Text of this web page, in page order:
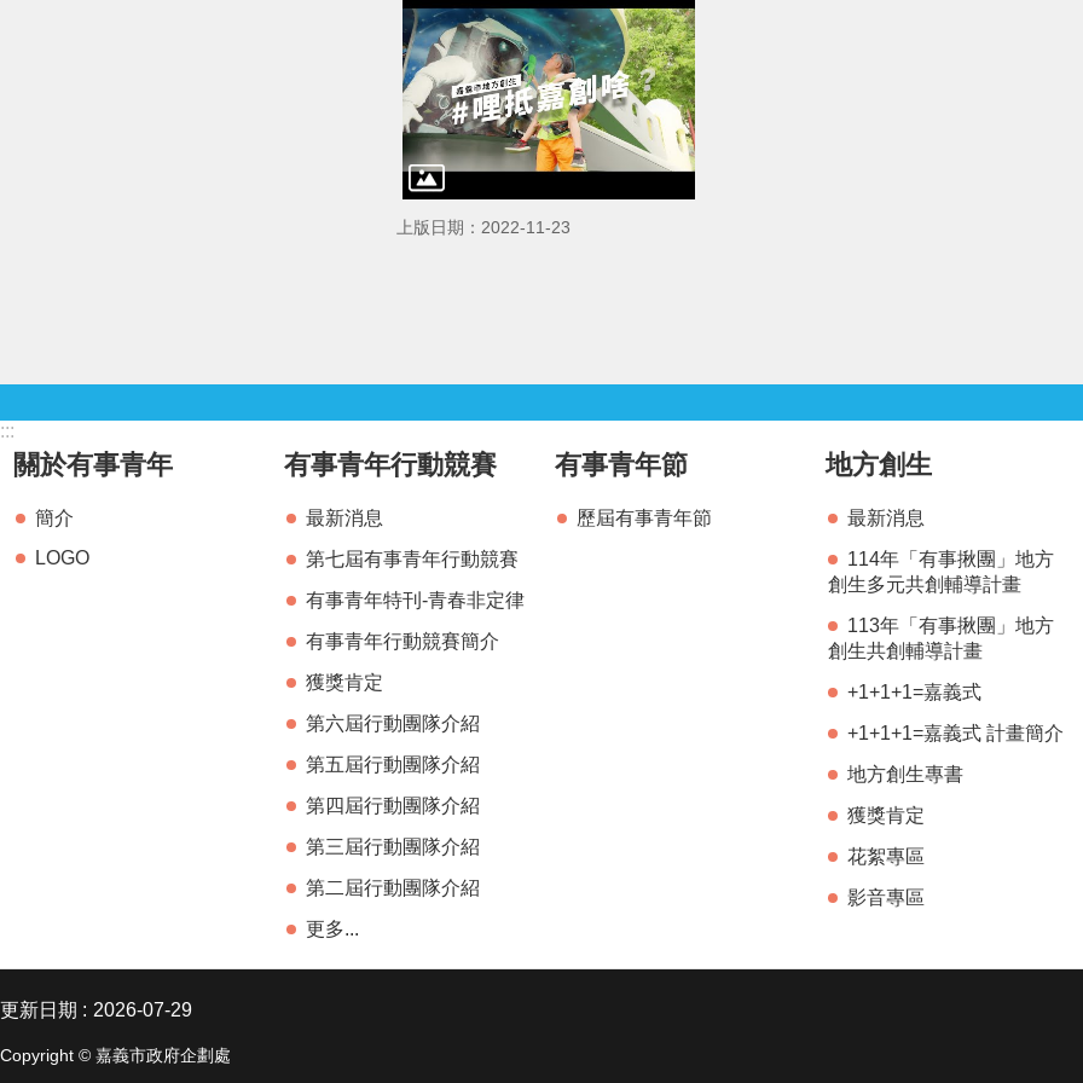
上版日期：2022-11-23
:::
關於有事青年
簡介
LOGO
有事青年行動競賽
最新消息
第七屆有事青年行動競賽
有事青年特刊-青春非定律
有事青年行動競賽簡介
獲獎肯定
第六屆行動團隊介紹
第五屆行動團隊介紹
第四屆行動團隊介紹
第三屆行動團隊介紹
第二屆行動團隊介紹
更多...
有事青年節
歷屆有事青年節
地方創生
最新消息
114年「有事揪團」地方
創生多元共創輔導計畫
113年「有事揪團」地方
創生共創輔導計畫
+1+1+1=嘉義式
+1+1+1=嘉義式 計畫簡介
地方創生專書
獲獎肯定
花絮專區
影音專區
更新日期 2026-07-29
Copyright © 嘉義市政府企劃處